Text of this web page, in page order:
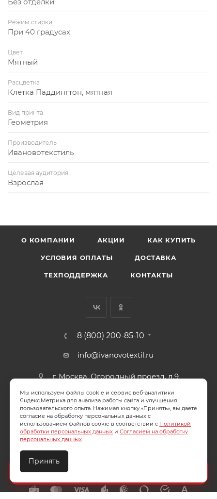
Режим стирки
При 40 градусах
Цвет
Мятный
Расцветка
Клетка Паддингтон, мятная
Вид принта
Геометрия
Производитель
Ивановотекстиль
Целевая аудитория
Взрослая
О КОМПАНИИ АКЦИИ КАК КУПИТЬ
УСЛОВИЯ ОПЛАТЫ ДОСТАВКА
ТЕХПОДДЕРЖКА КОНТАКТЫ
8 (800) 200-85-10
info@ivanovotextil.ru
г. Москва, Огородный проезд, д.9
СОГЛАСИЕ НА ОБРАБОТКУ ПЕРСОНАЛЬНЫХ ДАННЫХ
ПОЛИТИКА ОБРАБОТКИ ПЕРСОНАЛЬНЫХ ДАННЫХ
2026 © ООО "Ивановотекстиль". ОГРН:1073703000029
Мы используем файлы cookie и сервис веб-аналитики
Яндекс.Метрика для анализа работы сайта и улучшения
пользовательского опыта. Нажимая кнопку «Принять», вы даете
согласие на обработку персональных данных с
использованием файлов cookie в соответствии с Политикой
обработки персональных данных и Согласием на обработку
персональных данных.
Принять